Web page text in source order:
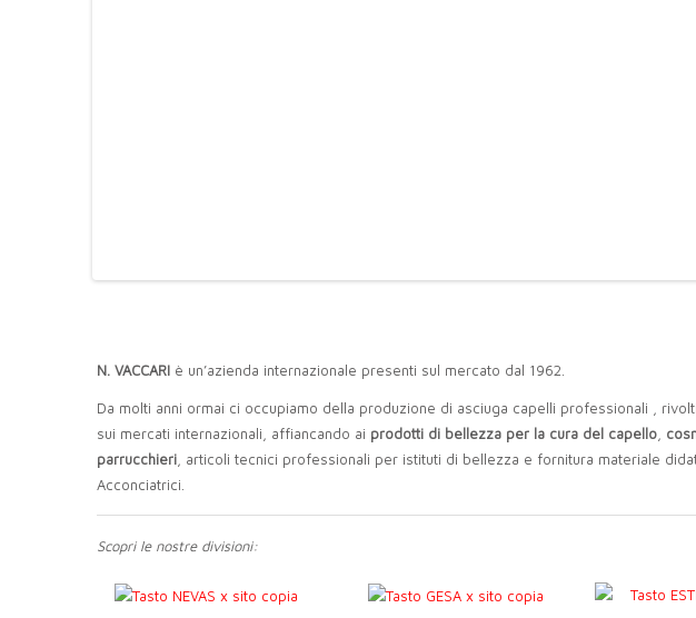
N. VACCARI è un’azienda internazionale presenti sul mercato dal 1962.
Da molti anni ormai ci occupiamo della produzione di asciuga capelli professionali ,
sui mercati internazionali, affiancando ai prodotti di bellezza per la cura del capello
parrucchieri , articoli tecnici professionali per istituti di bellezza e fornitura materiale
Acconciatrici.
Scopri le nostre divisioni: